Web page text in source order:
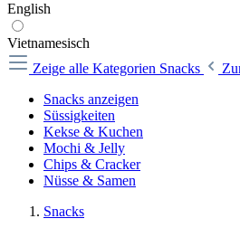
English
Vietnamesisch
Zeige alle Kategorien Snacks
Snacks anzeigen
Süssigkeiten
Kekse & Kuchen
Mochi & Jelly
Chips & Cracker
Nüsse & Samen
Snacks